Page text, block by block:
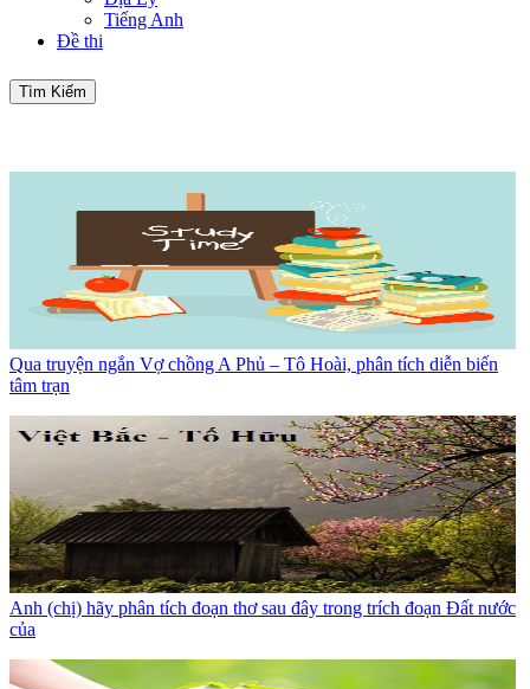
Tiếng Anh
Đề thi
Tìm Kiếm
Qua truyện ngắn Vợ chồng A Phủ – Tô Hoài, phân tích diễn biến
tâm trạn
Anh (chị) hãy phân tích đoạn thơ sau đây trong trích đoạn Đất nước
của